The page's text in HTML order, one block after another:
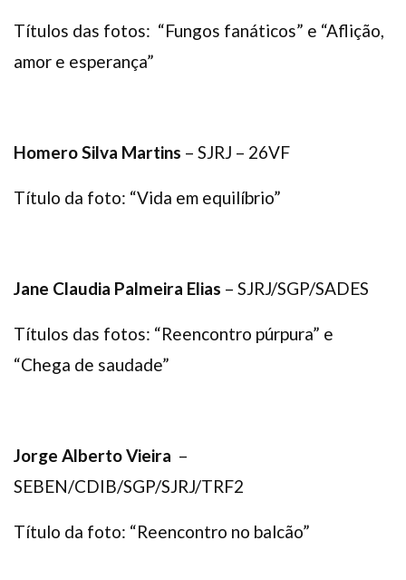
Títulos das fotos: “Fungos fanáticos” e “Aflição,
amor e esperança”
Homero Silva Martins – SJRJ – 26VF
Título da foto: “Vida em equilíbrio”
Jane Claudia Palmeira Elias – SJRJ/SGP/SADES
Títulos das fotos: “Reencontro púrpura” e
“Chega de saudade”
Jorge Alberto Vieira –
SEBEN/CDIB/SGP/SJRJ/TRF2
Título da foto: “Reencontro no balcão”